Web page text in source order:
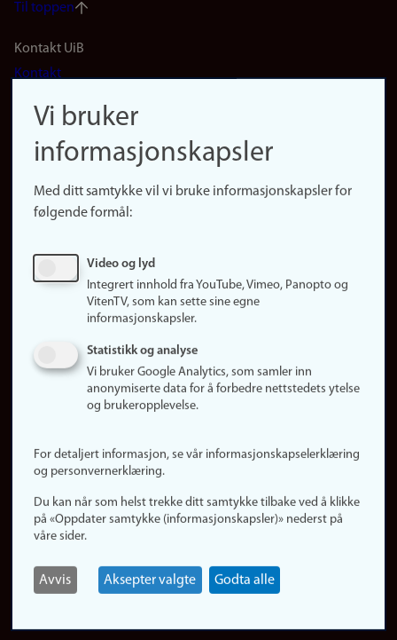
Til toppen
Footer
(no)
Kontakt UiB
Kontakt
Finn forsker
Presse
Finn studier
Ledige stillinger
Om nettstedet
Informasjonskapsler
Personvern
Logg inn
Rediger din ansattside
Vi bruker
informasjonskapsler
Med ditt samtykke vil vi bruke informasjonskapsler for
følgende formål:
Video og lyd
Integrert innhold fra YouTube, Vimeo, Panopto og
VitenTV, som kan sette sine egne
informasjonskapsler.
Statistikk og analyse
Vi bruker Google Analytics, som samler inn
anonymiserte data for å forbedre nettstedets ytelse
og brukeropplevelse.
For detaljert informasjon, se vår informasjonskapselerklæring
og personvernerklæring.
Du kan når som helst trekke ditt samtykke tilbake ved å klikke
på «Oppdater samtykke (informasjonskapsler)» nederst på
våre sider.
Avvis Aksepter valgte Godta alle